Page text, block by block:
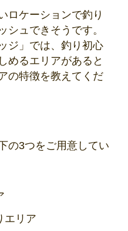
ロケーションで釣り
シュできそうです。
ジ」では、釣り初心
めるエリアがあると
の特徴を教えてくだ
の3つをご用意してい
エリア